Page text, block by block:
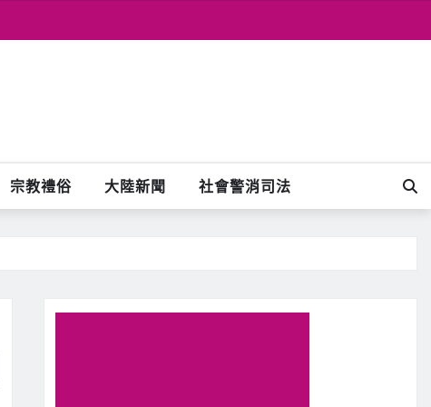
宗教禮俗 大陸新聞 社會警消司法